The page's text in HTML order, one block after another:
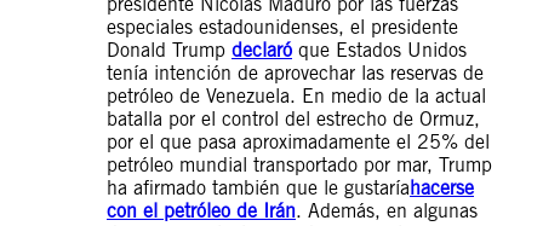
especiales estadounidenses, el presidente
Donald Trump declaró que Estados Unidos
tenía intención de aprovechar las reservas de
petróleo de Venezuela. En medio de la actual
batalla por el control del estrecho de Ormuz,
por el que pasa aproximadamente el 25% del
petróleo mundial transportado por mar, Trump
ha afirmado también que le gustaríahacerse
con el petróleo de Irán. Además, en algunas